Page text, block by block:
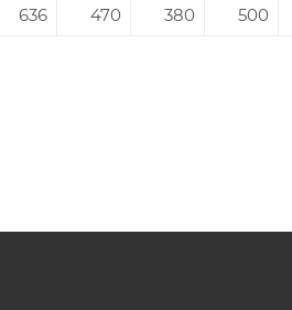
636 470 380 500